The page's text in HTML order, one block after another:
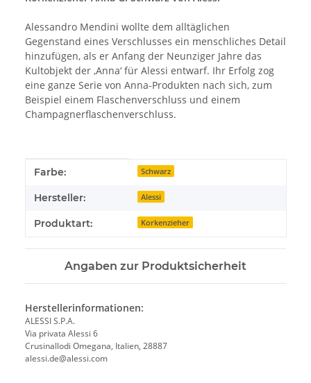
Alessandro Mendini wollte dem alltäglichen
Gegenstand eines Verschlusses ein menschliches Detail
hinzufügen, als er Anfang der Neunziger Jahre das
Kultobjekt der ‚Anna‘ für Alessi entwarf. Ihr Erfolg zog
eine ganze Serie von Anna-Produkten nach sich, zum
Beispiel einem Flaschenverschluss und einem
Champagnerflaschenverschluss.
Produkteigenschaft
Wert
Farbe: Schwarz
Hersteller: Alessi
Produktart: Korkenzieher
Angaben zur Produktsicherheit
Herstellerinformationen:
ALESSI S.P.A.
Via privata Alessi 6
Crusinallodi Omegana, Italien, 28887
alessi.de@alessi.com